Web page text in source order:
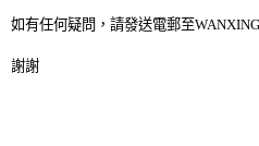
如有任何疑問，請發送電郵至
謝謝